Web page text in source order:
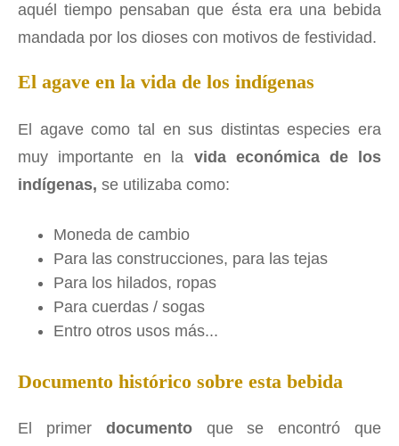
aquél tiempo pensaban que ésta era una bebida
mandada por los dioses con motivos de festividad.
El agave en la vida de los indígenas
El agave como tal en sus distintas especies era
muy importante en la vida económica de los
indígenas, se utilizaba como:
Moneda de cambio
Para las construcciones, para las tejas
Para los hilados, ropas
Para cuerdas / sogas
Entro otros usos más...
Documento histórico sobre esta bebida
El primer documentoque se encontró que